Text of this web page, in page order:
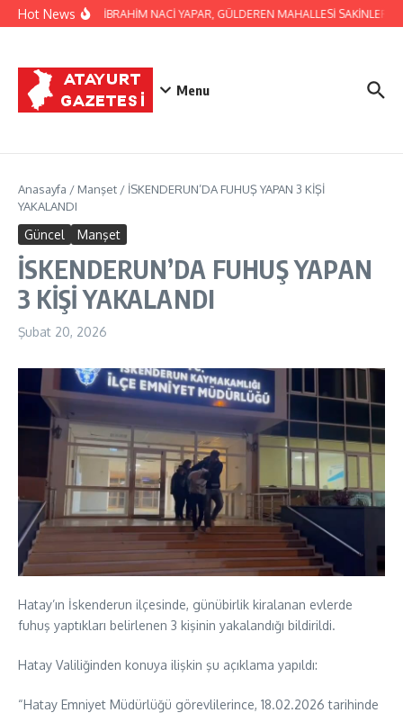
İçeriğe atla
Hot NewsBAŞKAN İBRAHİM NACİ YAPAR, GÜLDEREN MAHALLESİ SAKİNLERİNİ
Menu
Anasayfa / Manşet / İSKENDERUN’DA FUHUŞ YAPAN 3 KİŞİ
YAKALANDI
Güncel Manşet
İSKENDERUN’DA FUHUŞ YAPAN
3 KİŞİ YAKALANDI
Şubat 20, 2026
Hatay’ın İskenderun ilçesinde, günübirlik kiralanan evlerde
fuhuş yaptıkları belirlenen 3 kişinin yakalandığı bildirildi.
Hatay Valiliğinden konuya ilişkin şu açıklama yapıldı:
“Hatay Emniyet Müdürlüğü görevlilerince, 18.02.2026 tarihinde